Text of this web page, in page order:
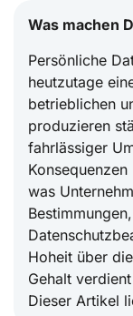
Was machen
Persönliche
heutzutage
betrieblichen
produzieren
fahrlässiger
was
Hoheit über
Gehalt
Dieser Artikel